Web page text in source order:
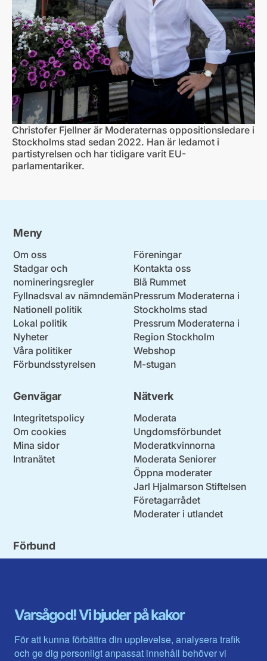
Varsågod! Vi bjuder på kakor
För att kunna förbättra din upplevelse, analysera trafik
och ge dig personligt anpassat innehåll behöver vi
Christofer Fjellner är Moderaternas oppositionsledare i
Stockholms stad sedan 2022. Han är ledamot i
partistyrelsen och har tidigare varit EU-
parlamentariker.
Meny
Om oss
Stadgar och
nomineringsregler
Fyllnadsval av nämndemän
Nationell politik
Lokal politik
Nyheter
Våra politiker
Förbundsstyrelsen
Föreningar
Kontakta oss
Blå Rummet
Pressrum Moderaterna i
Stockholms stad
Pressrum Moderaterna i
Region Stockholm
Webshop
M-stugan
Genvägar
Integritetspolicy
Om cookies
Mina sidor
Intranätet
Nätverk
Moderata
Ungdomsförbundet
Moderatkvinnorna
Moderata Seniorer
Öppna moderater
Jarl Hjalmarson Stiftelsen
Företagarrådet
Moderater i utlandet
Förbund
Gävleborg
Halland
Jämtlands län
Jönköpings län
Värmlands län
Västerbotten
Västra Götaland
Västernorrland